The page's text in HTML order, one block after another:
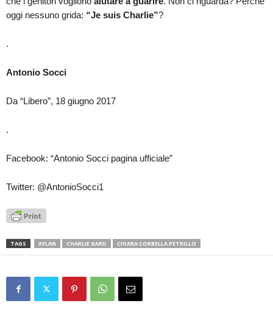
oggi nessuno grida: “Je suis Charlie”?
.
Antonio Socci
Da “Libero”, 18 giugno 2017
.
Facebook: “Antonio Socci pagina ufficiale”
Twitter: @AntonioSocci1
TAGS AYLAN CHARLIE GARD CHIARA CORBELLA PETRILLO